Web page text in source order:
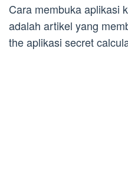
Cara membuka aplikasi
adalah artikel yang
the aplikasi secret